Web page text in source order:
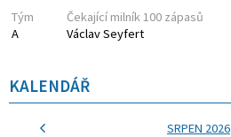
Tým
Čekající milník 100 zápasů
A
Václav Seyfert
KALENDÁŘ
SRPEN 2026